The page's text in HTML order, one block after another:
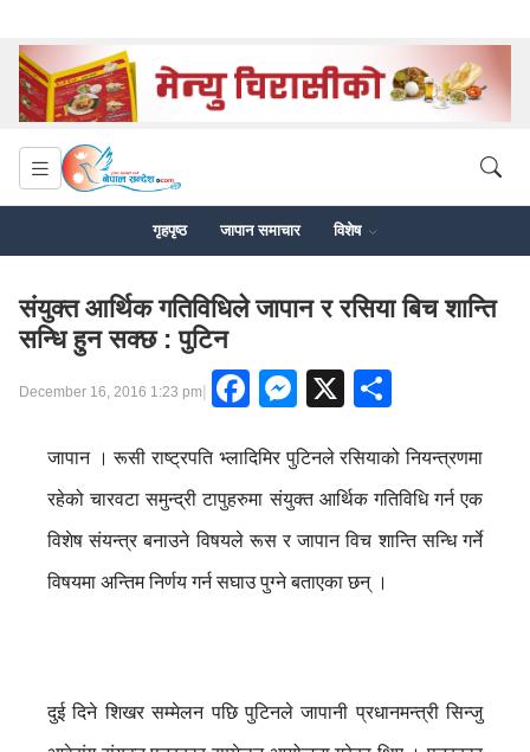
गृहपृष्ठ जापान समाचार विशेष
संयुक्त आर्थिक गतिविधिले जापान र रसिया बिच शान्ति
सन्धि हुन सक्छ : पुटिन
December 16, 2016 1:23 pm| Facebook
Messenger
X
जापान । रूसी राष्ट्रपति भ्लादिमिर पुटिनले रसियाको नियन्त्रणमा
रहेको चारवटा समुन्द्री टापुहरुमा संयुक्त आर्थिक गतिविधि गर्न एक
विशेष संयन्त्र बनाउने विषयले रूस र जापान विच शान्ति सन्धि गर्ने
विषयमा अन्तिम निर्णय गर्न सघाउ पुग्ने बताएका छन् ।
दुई दिने शिखर सम्मेलन पछि पुटिनले जापानी प्रधानमन्त्री सिन्जु